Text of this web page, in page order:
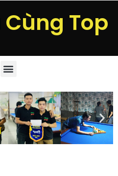
Cùng Top